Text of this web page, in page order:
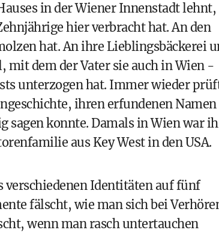
in der Wiener Innenstadt lehnt,
hier verbracht hat. An den
hat. An ihre Lieblingsbäckerei
mit dem der Vater sie auch in Wien -
unterzogen hat. Immer wieder
ihren erfundenen Namen
sagen konnte. Damals in Wien war
aus Key West in den USA.
verschiedenen Identitäten auf fünf
fälscht, wie man sich bei
wenn man rasch untertauchen